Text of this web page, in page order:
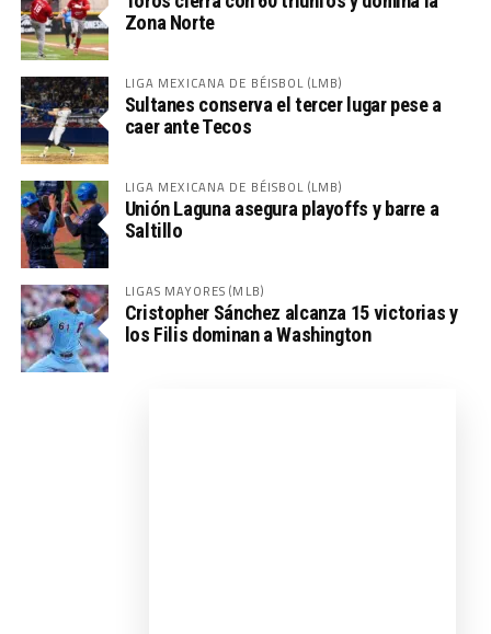
Zona Norte
LIGA MEXICANA DE BÉISBOL (LMB)
Sultanes conserva el tercer lugar pese a
caer ante Tecos
LIGA MEXICANA DE BÉISBOL (LMB)
Unión Laguna asegura playoffs y barre a
Saltillo
LIGAS MAYORES (MLB)
Cristopher Sánchez alcanza 15 victorias y
los Filis dominan a Washington